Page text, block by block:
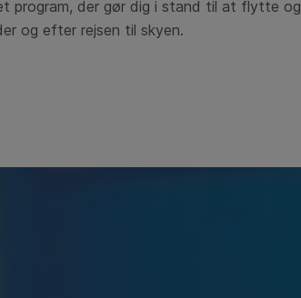
program, der gør dig i stand til at flytte og
og efter rejsen til skyen.